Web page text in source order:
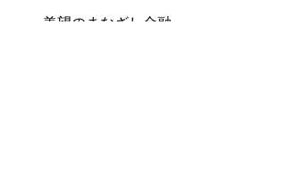
羨望のまなざし金融